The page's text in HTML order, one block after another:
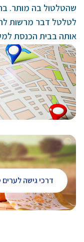
שהטלטול בה מותר.
לטלטל דבר מרשות
אותה בבית הכנסת
דרכי גישה